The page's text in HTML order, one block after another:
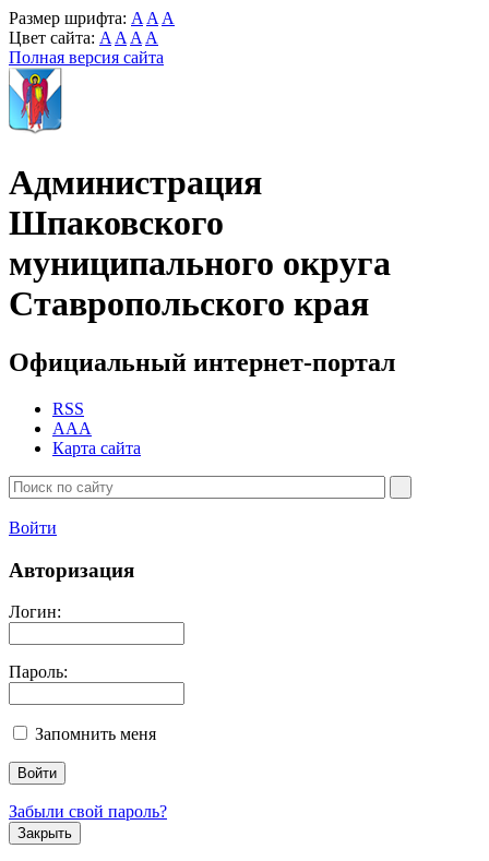
Размер шрифта: A A A
Цвет сайта: A A A A
Полная версия сайта
Администрация
Шпаковского
муниципального округа
Ставропольского края
Официальный интернет-портал
RSS
AAA
Карта сайта
Войти
Авторизация
Логин:
Пароль:
Запомнить меня
Забыли свой пароль?
Закрыть